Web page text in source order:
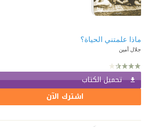
ماذا علمتني الحياة؟
جلال أمين
تحميل الكتاب
اشترك الآن